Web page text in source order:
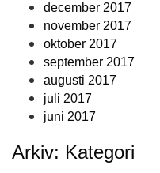
december 2017
november 2017
oktober 2017
september 2017
augusti 2017
juli 2017
juni 2017
Arkiv: Kategori